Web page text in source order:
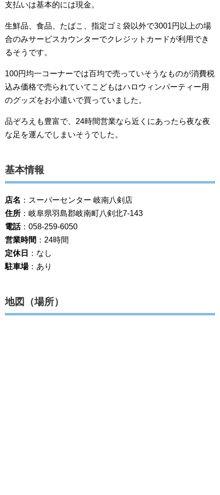
支払いは基本的には現金。
生鮮品、食品、たばこ、指定ゴミ袋以外で3001円以上の場
合のみサービスカウンターでクレジットカードが利用でき
るそうです。
100円均一コーナーでは百均で売っていそうなものが消費税
込み価格で売られていてこどもはハロウィンパーティー用
のグッズをお小遣いで買っていました。
品ぞろえも豊富で、24時間営業なら近くにあったら夜な夜
な足を運んでしまいそうでした。
基本情報
店名 ：スーパーセンター 岐南八剣店
住所 ：岐阜県羽島郡岐南町八剣北7-143
電話：058-259-6050
営業時間 ：24時間
定休日
：なし
駐車場：あり
地図（場所）